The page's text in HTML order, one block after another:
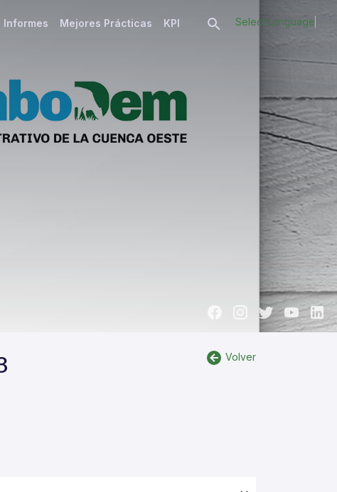
Informes Mejores Prácticas KPI Select Language
Volver